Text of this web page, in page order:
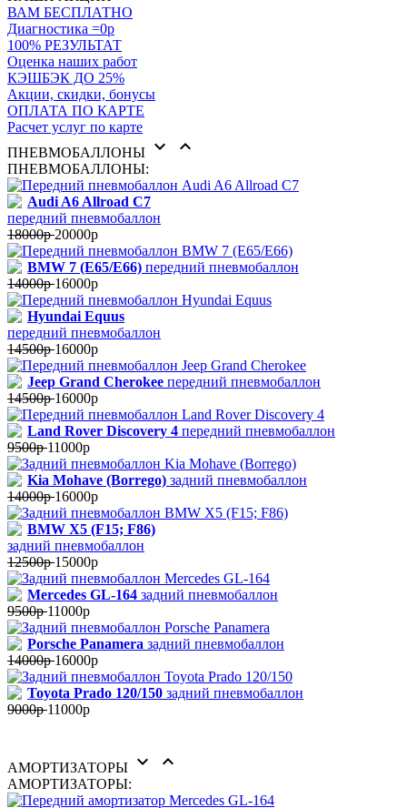
ВАМ БЕСПЛАТНО
Диагностика =0р
100% РЕЗУЛЬТАТ
Оценка наших работ
КЭШБЭК ДО 25%
Акции, скидки, бонусы
ОПЛАТА ПО КАРТЕ
Расчет услуг по карте
ПНЕВМОБАЛЛОНЫ  
ПНЕВМОБАЛЛОНЫ:
Audi A6 Allroad C7
передний пневмобаллон
18000р20000р
BMW 7 (E65/E66) передний пневмобаллон
14000р16000р
Hyundai Equus
передний пневмобаллон
14500р16000р
Jeep Grand Cherokee передний пневмобаллон
14500р16000р
Land Rover Discovery 4 передний пневмобаллон
9500р11000р
Kia Mohave (Borrego) задний пневмобаллон
14000р16000р
BMW X5 (F15; F86)
задний пневмобаллон
12500р15000р
Mercedes GL-164 задний пневмобаллон
9500р11000р
Porsche Panamera задний пневмобаллон
14000р16000р
Toyota Prado 120/150 задний пневмобаллон
9000р11000р
АМОРТИЗАТОРЫ  
АМОРТИЗАТОРЫ: